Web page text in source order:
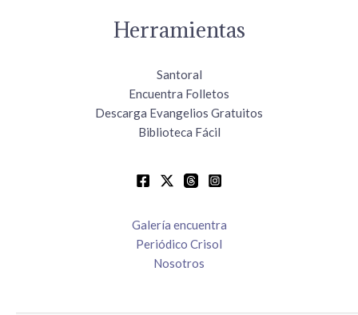
Herramientas
Santoral
Encuentra Folletos
Descarga Evangelios Gratuitos
Biblioteca Fácil
Galería encuentra
Periódico Crisol
Nosotros